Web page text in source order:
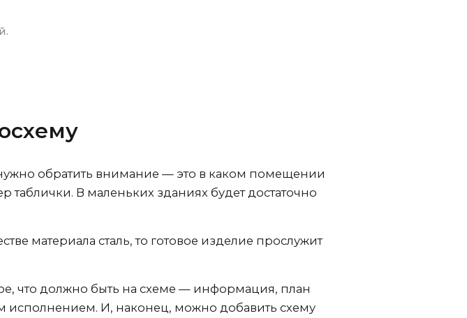
обратить внимание — это в каком помещении
таблички. В маленьких зданиях будет достаточно
материала сталь, то готовое изделие прослужит
что должно быть на схеме — информация, план
исполнением. И, наконец, можно добавить схему